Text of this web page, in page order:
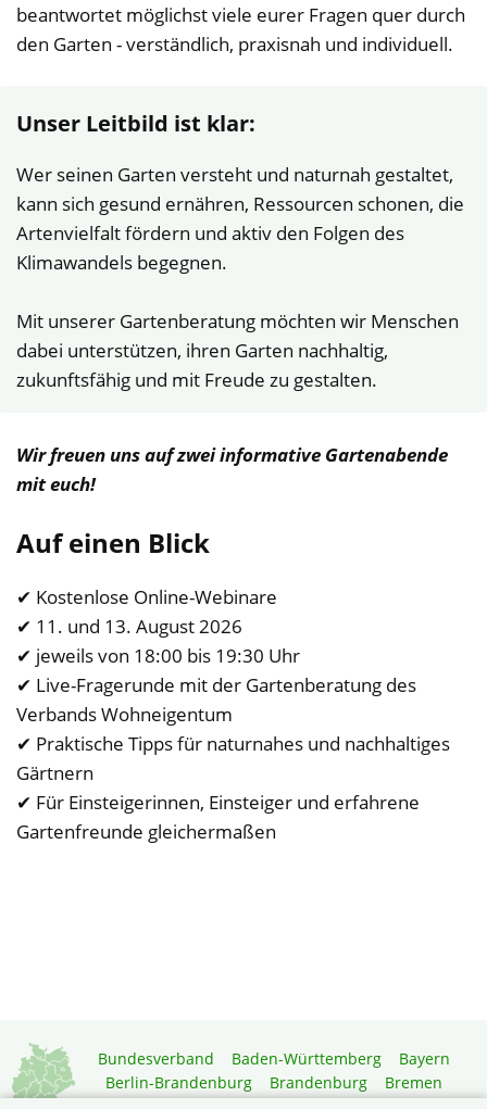
beantwortet möglichst viele eurer Fragen quer durch
den Garten - verständlich, praxisnah und individuell.
Unser Leitbild ist klar:
Wer seinen Garten versteht und naturnah gestaltet,
kann sich gesund ernähren, Ressourcen schonen, die
Artenvielfalt fördern und aktiv den Folgen des
Klimawandels begegnen.
Mit unserer Gartenberatung möchten wir Menschen
dabei unterstützen, ihren Garten nachhaltig,
zukunftsfähig und mit Freude zu gestalten.
Wir freuen uns auf zwei informative Gartenabende
mit euch!
Auf einen Blick
✔ Kostenlose Online-Webinare
✔ 11. und 13. August 2026
✔ jeweils von 18:00 bis 19:30 Uhr
✔ Live-Fragerunde mit der Gartenberatung des
Verbands Wohneigentum
✔ Praktische Tipps für naturnahes und nachhaltiges
Gärtnern
✔ Für Einsteigerinnen, Einsteiger und erfahrene
Gartenfreunde gleichermaßen
Bundesverband Baden-Württemberg
Bayern
Berlin-Brandenburg
Brandenburg
Bremen